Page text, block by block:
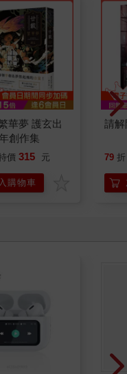
華夢 護玄出
創作集
價 315 元
購物車
請解
79 折